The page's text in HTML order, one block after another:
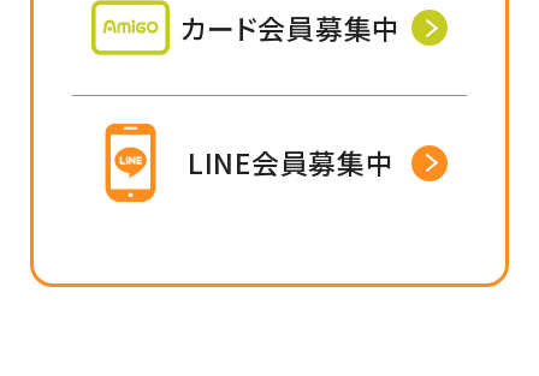
カード会員募集中
LINE会員募集中